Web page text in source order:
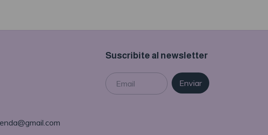
Suscribite al newsletter